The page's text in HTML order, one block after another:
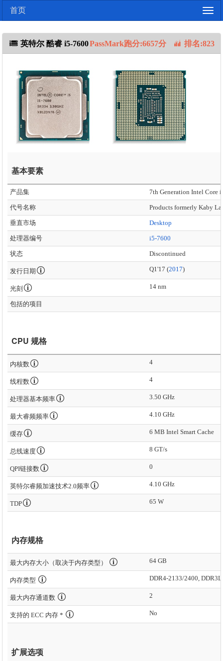
首页
英特尔 酷睿 i5-7600PassMark跑分:6657分 排名:823
基本要素
产品集 7th Generation Intel Core
代号名称 Products formerly Kaby
垂直市场 Desktop
处理器编号 i5-7600
状态 Discontinued
发行日期 Q1'17 (2017)
光刻 14 nm
包括的项目
CPU 规格
内核数 4
线程数 4
处理器基本频率 3.50 GHz
最大睿频频率 4.10 GHz
缓存 6 MB Intel Smart Cache
总线速度 8 GT/s
QPI链接数 0
英特尔睿频加速技术2.0频率 4.10 GHz
TDP 65 W
内存规格
最大内存大小（取决于内存类型） 64 GB
内存类型 DDR4-2133/2400,
最大内存通道数 2
支持的 ECC 内存 * No
扩展选项